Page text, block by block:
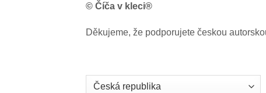
© Číča v kleci®
Děkujeme, že podporujete českou
Country